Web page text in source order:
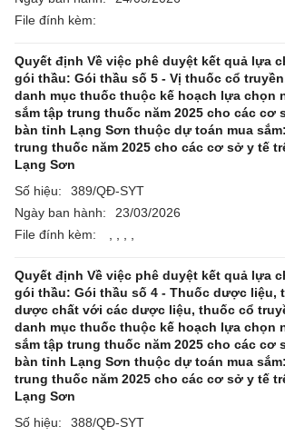
File đính kèm:
Quyết định Về việc phê duyệt kết quả lựa
gói thầu: Gói thầu số 5 - Vị thuốc cổ
danh mục thuốc thuộc kế hoạch lựa chọn
sắm tập trung thuốc năm 2025 cho các cơ
bàn tỉnh Lạng Sơn thuộc dự toán mua
trung thuốc năm 2025 cho các cơ sở y tế
Lạng Sơn
Số hiệu:
389/QĐ-SYT
Ngày ban hành:
23/03/2026
File đính kèm:
Quyết định Về việc phê duyệt kết quả lựa
gói thầu: Gói thầu số 4 - Thuốc dược liệu,
dược chất với các dược liệu, thuốc cổ
danh mục thuốc thuộc kế hoạch lựa chọn
sắm tập trung thuốc năm 2025 cho các cơ
bàn tỉnh Lạng Sơn thuộc dự toán mua
trung thuốc năm 2025 cho các cơ sở y tế
Lạng Sơn
Số hiệu:
388/QĐ-SYT